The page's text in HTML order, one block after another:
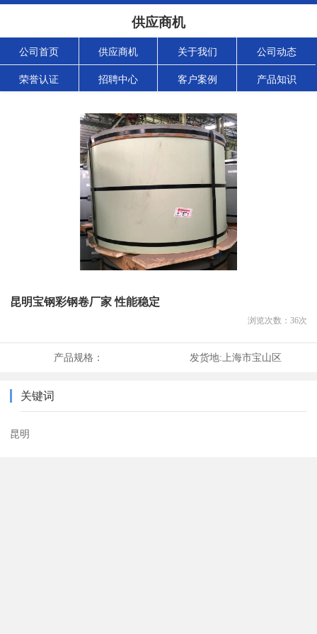
供应商机
公司首页 供应商机 关于我们 公司动态
荣誉认证 招聘中心 客户案例 产品知识
昆明宝钢彩钢卷厂家 性能稳定
浏览次数： 36次
产品规格： 发货地: 上海市宝山区
关键词
昆明